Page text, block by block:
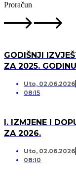
Proračun
GODIŠNJI
ZA 2025. GODINU
Uto, 02.06.2026
08:15
I. IZMJENE I
ZA 2026.
Uto, 02.06.2026
08:10